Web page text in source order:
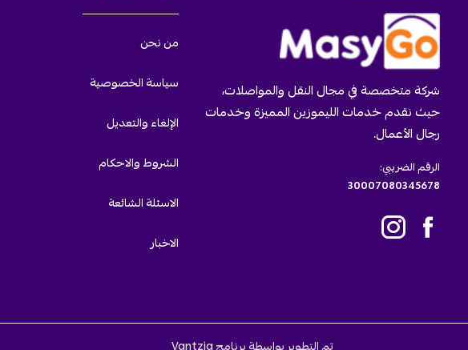
شركة متخصصة في مجال النقل والمواصلات،
حيث نقدم خدمات الليموزين المميزة وخدمات
رجال الأعمال.
الرقم الضريبي:
30007080345678
من نحن
سياسة الخصوصية
الإلغاء والتعديل
الشروط والاحكام
الاسئلة الشائعة
الاخبار